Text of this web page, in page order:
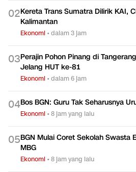
02Kereta Trans Sumatra Dilirik KAI,
Kalimantan
Ekonomi •dalam 3 jam
03Perajin Pohon Pinang di
Jelang HUT ke-81
Ekonomi •dalam 6 jam
04Bos BGN: Guru Tak Seharusnya
Ekonomi •8 jam yang lalu
05BGN Mulai Coret Sekolah Swasta
MBG
Ekonomi •8 jam yang lalu